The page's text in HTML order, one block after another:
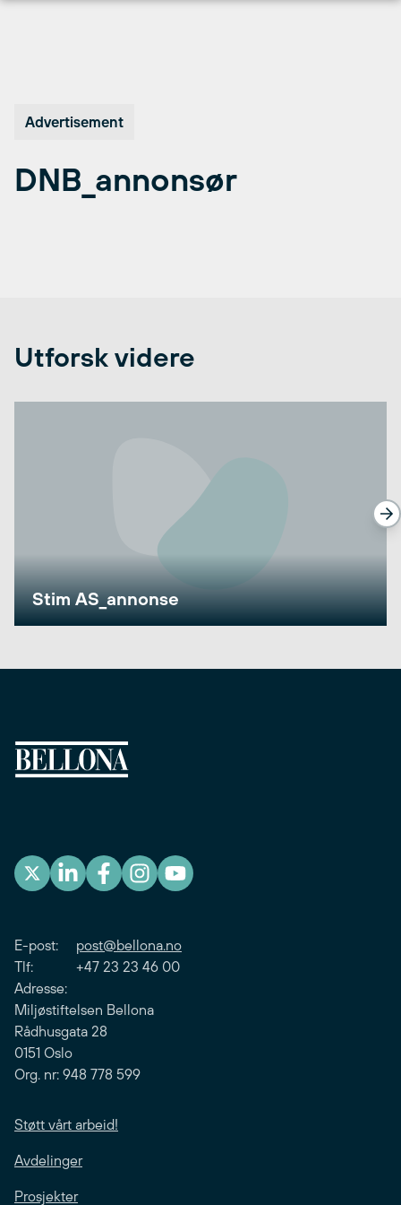
Advertisement
DNB_annonsør
Utforsk videre
Stim AS_annonse
E-post: post@bellona.no
Tlf: +47 23 23 46 00
Adresse:
Miljøstiftelsen Bellona
Rådhusgata 28
0151 Oslo
Org. nr: 948 778 599
Støtt vårt arbeid!
Avdelinger
Prosjekter